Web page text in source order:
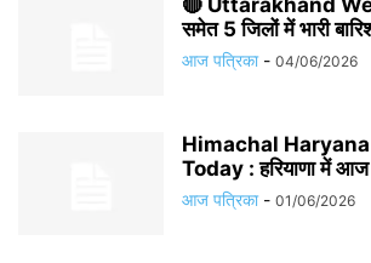
🔴 Uttarakhand
समेत 5 जिलों में भारी
आज पत्रिका - 04/06/2026
Himachal
Today : हरियाणा में
आज पत्रिका - 01/06/2026